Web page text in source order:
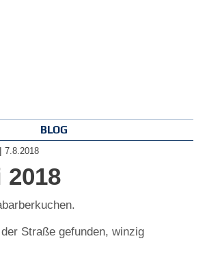
BLOG
| 7.8.2018
2018
Straße gefunden, winzig